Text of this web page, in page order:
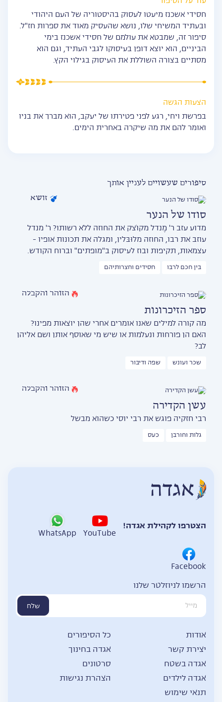
חסידי אשכנז מיעטו לעסוק בהיסטוריה של העם היהודי
ובעתיד המשיחי שלו, נושא שהעסיק מאוד את ספרות חז"ל.
סיפור זה, שמבטא את עולמם של חסידי אשכנז בימי
הביניים, הוא יוצא דופן בעיסוקו לגבי העתיד, וגם הוא
מסתיים בצורה השוללת את העיסוק בגילוי הקץ.
הצעות הגשה
בפרשת ויחי, רגע לפני פטירתו של יעקב, הוא מברך את בניו
ואומר להם את מה שיקרה באחרית הימים.
סיפורים שעשויים לעניין אותך
זושא
סודו של הנער
מדוע עזב ר' מֶנדל מקוֹצק את החוזה ללא רשותו? ר' מנדל
עוזב את רבו, החוזה מלוּבּלין, ומגלה את תכונות אופיו -
עצמאות, תקיפות ובוז לעיסוק ב"מופתים" וברוח הקודש.
בין חכם לרבו חסידים וחצרותיהם
הזוהר והקבלה
ספר הזיכרונות
מה קורה למילים שאנו אומרים אחרי שהן יוצאות מפינו?
האם הן פורחות ונעלמות או שיש מי שאוסף אותן ושם אליהן
לב?
שכר ועונש שפה ודיבור
הזוהר והקבלה
עשן הקדירה
רבי חזקיה פוגש את רבי יוסי כשהוא מבשל
גלות וחורבן כעס
הצטרפו לקהילת אגדה!
YouTube
WhatsApp
Facebook
הרשמו לניוזלטר שלנו
שלח
אודות
כל הסיפורים
יצירת קשר
הצהרת נגישות
אגדה בחינוך
אגדה בשטח
תנאי שימוש
סרטונים
אגדה לילדים